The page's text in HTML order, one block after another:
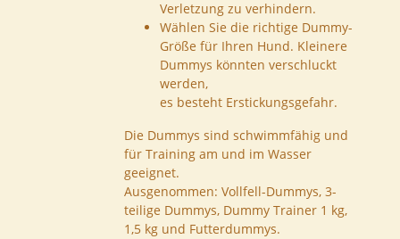
Verletzung zu verhindern.
Wählen Sie die richtige Dummy-
Größe für Ihren Hund. Kleinere
Dummys könnten verschluckt
werden,
es besteht Erstickungsgefahr.
Die Dummys sind schwimmfähig und
für Training am und im Wasser
geeignet.
Ausgenommen: Vollfell-Dummys, 3-
teilige Dummys, Dummy Trainer 1 kg,
1,5 kg und Futterdummys.